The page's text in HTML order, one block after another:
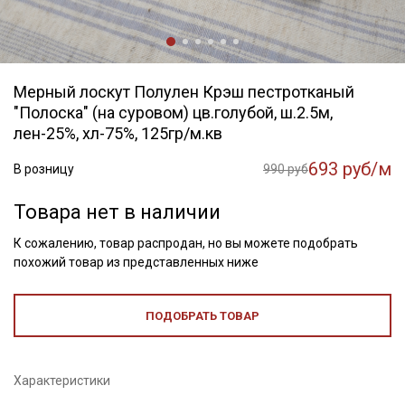
Мерный лоскут Полулен Крэш пестротканый
"Полоска" (на суровом) цв.голубой, ш.2.5м,
лен-25%, хл-75%, 125гр/м.кв
В розницу 990 руб693 руб/м
Товара нет в наличии
К сожалению, товар распродан, но вы можете подобрать
похожий товар из представленных ниже
ПОДОБРАТЬ ТОВАР
Характеристики